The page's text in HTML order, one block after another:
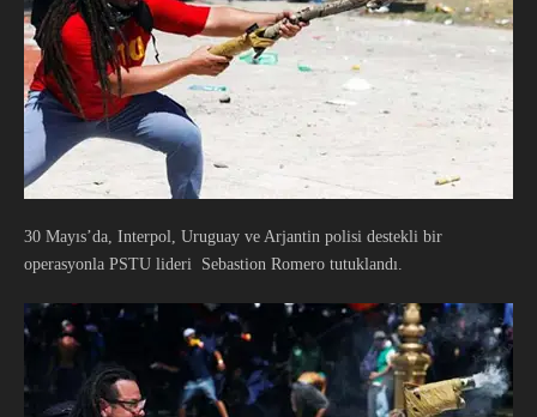
30 Mayıs’da, Interpol, Uruguay ve Arjantin polisi destekli bir
operasyonla PSTU lideri Sebastion Romero tutuklandı.